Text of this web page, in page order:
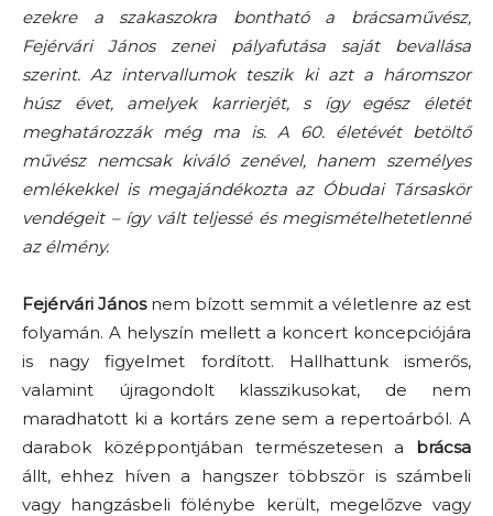
ezekre a szakaszokra bontható a brácsaművész,
Fejérvári János zenei pályafutása saját bevallása
szerint. Az intervallumok teszik ki azt a háromszor
húsz évet, amelyek karrierjét, s így egész életét
meghatározzák még ma is. A 60. életévét betöltő
művész nemcsak kiváló zenével, hanem személyes
emlékekkel is megajándékozta az Óbudai Társaskör
vendégeit – így vált teljessé és megismételhetetlenné
az élmény.
Fejérvári Jánosnem bízott semmit a véletlenre az est
folyamán. A helyszín mellett a koncert koncepciójára
is nagy figyelmet fordított. Hallhattunk ismerős,
valamint újragondolt klasszikusokat, de nem
maradhatott ki a kortárs zene sem a repertoárból. A
darabok középpontjában természetesen a brácsa
állt, ehhez híven a hangszer többször is számbeli
vagy hangzásbeli fölénybe került, megelőzve vagy